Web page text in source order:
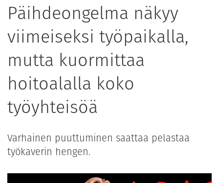
Päihdeongelma näkyy
viimeiseksi työpaikalla,
mutta kuormittaa
hoitoalalla koko
työyhteisöä
Varhainen puuttuminen saattaa pelastaa
työkaverin hengen.